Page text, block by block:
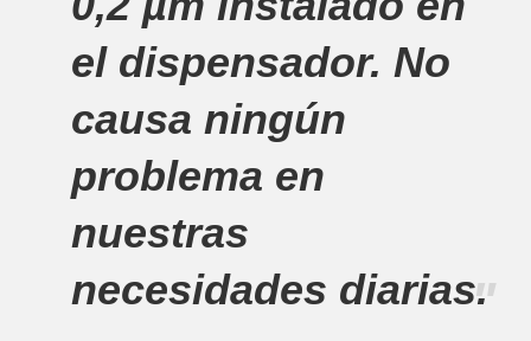
el dispensador. No
causa ningún
problema en
nuestras
necesidades diarias."